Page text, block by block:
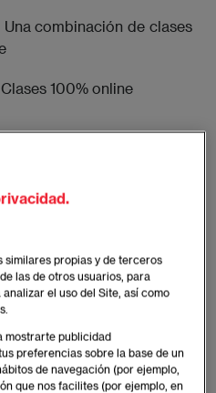
Una combinación de clases
100% online
similares propias y de terceros
las de otros usuarios, para
el uso del Site, así como
mostrarte publicidad
preferencias sobre la base de un
de navegación (por ejemplo,
que nos facilites (por ejemplo, en